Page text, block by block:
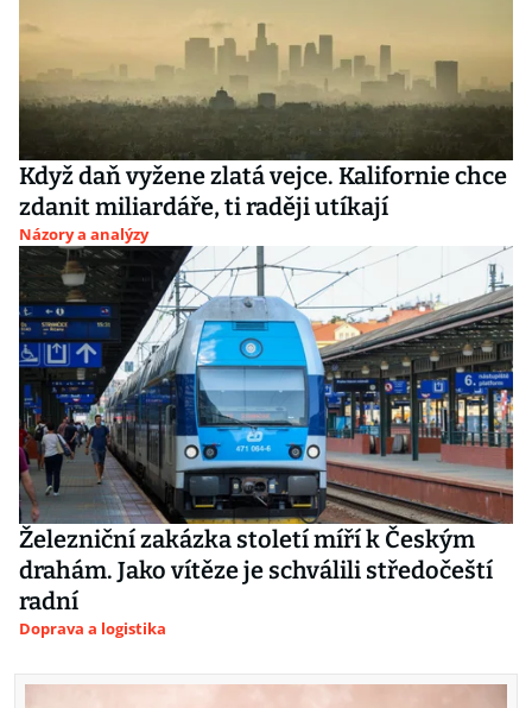
Když daň vyžene zlatá vejce. Kalifornie chce
zdanit miliardáře, ti raději utíkají
Názory a analýzy
Železniční zakázka století míří k Českým
drahám. Jako vítěze je schválili středočeští
radní
Doprava a logistika